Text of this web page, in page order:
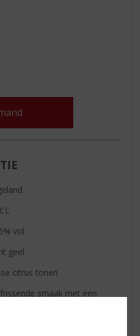
vol
geel
citrus tonen
smaak met een